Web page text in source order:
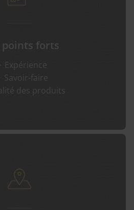
points forts
Expérience
Savoir-faire
des produits